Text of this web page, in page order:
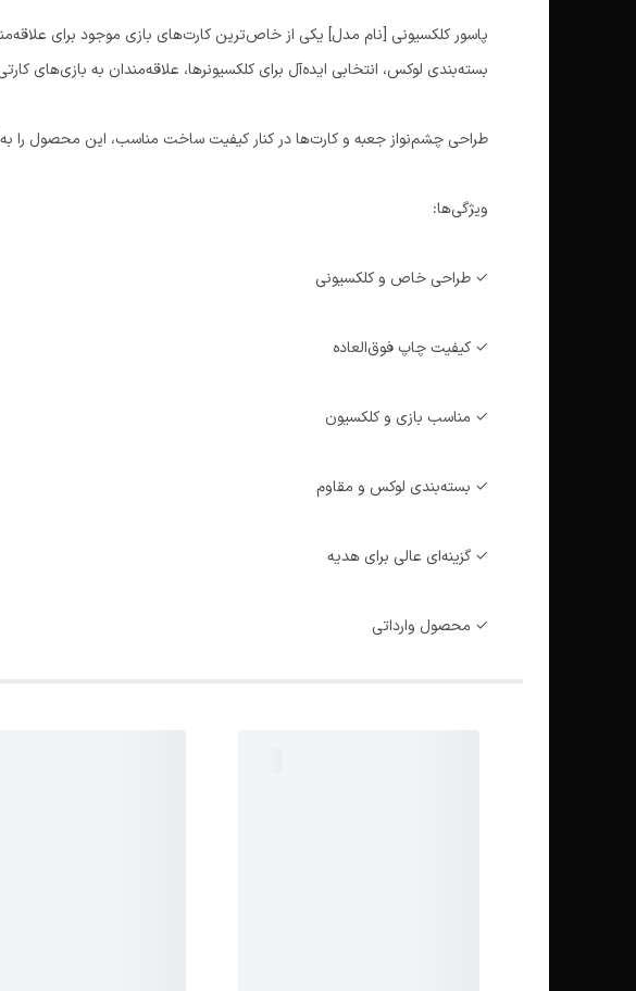
پاسور کلکسیونی [نام مدل] یکی از خاص‌ترین کارت‌های بازی موجود برای
بسته‌بندی لوکس، انتخابی ایده‌آل برای کلکسیونرها، علاقه‌مندان به
طراحی چشم‌نواز جعبه و کارت‌ها در کنار کیفیت ساخت مناسب، این محصول را
ویژگی‌ها:
✓ طراحی خاص و کلکسیونی
✓ کیفیت چاپ فوق‌العاده
✓ مناسب بازی و کلکسیون
✓ بسته‌بندی لوکس و مقاوم
✓ گزینه‌ای عالی برای هدیه
✓ محصول وارداتی